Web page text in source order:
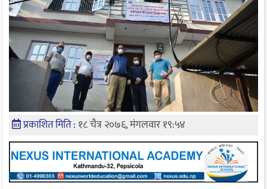
प्रकाशित मिति : १८ चैत्र २०७६, मंगलवार १९:५४